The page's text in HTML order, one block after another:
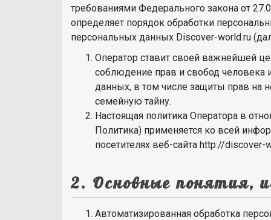
требованиями Федерального закона от
определяет порядок обработки
персональных данных Discover-world.ru
Оператор ставит своей важнейшей
соблюдение прав и свобод человека
данных, в том числе защиты прав на
семейную тайну.
Настоящая политика Оператора в
Политика) применяется ко всей
посетителях веб-сайта http://discover-
2. Основные понятия,
Автоматизированная обработка